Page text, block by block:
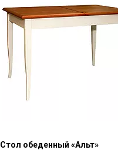
Стол обеденный «Альт»